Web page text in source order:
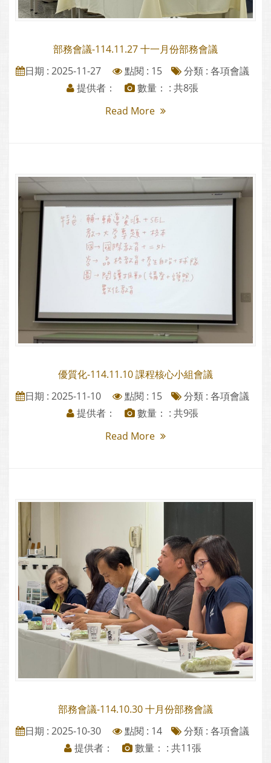
部務會議-114.11.27 十一月份部務會議
日期 : 2025-11-27
點閱 : 15 分類 : 各項會議
提供者：
數量： : 共8張
Read More
優質化-114.11.10 課程核心小組會議
日期 : 2025-11-10
點閱 : 15 分類 : 各項會議
提供者：
數量： : 共9張
Read More
部務會議-114.10.30 十月份部務會議
日期 : 2025-10-30
點閱 : 14 分類 : 各項會議
提供者：
數量： : 共11張